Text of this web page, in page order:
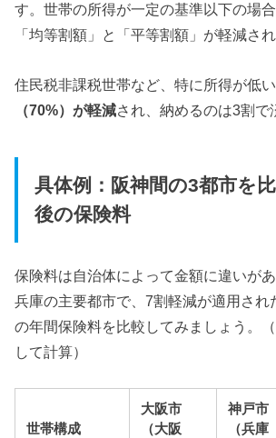
す。世帯の所得が一定の基準以下の場
「均等割額」と「平等割額」が軽減され
住民税非課税世帯など、特に所得が低
（70%）が軽減され、納めるのは3割で
具体例：阪神間の3都市を
後の保険料
保険料は自治体によって金額に違いがあ
兵庫の主要都市で、7割軽減が適用され
の年間保険料を比較してみましょう。
して計算）
世帯構成
大阪市
（大阪
神戸市
（兵庫